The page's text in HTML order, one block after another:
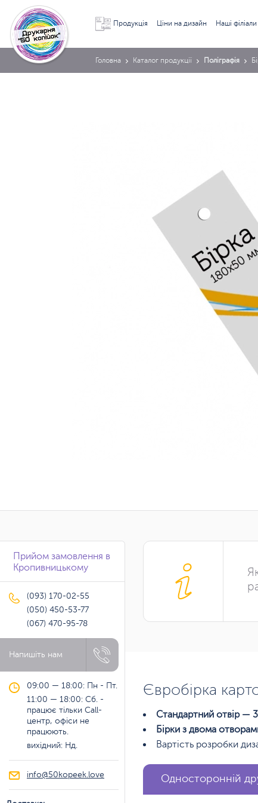
Продукція Ціни на дизайн Наші філіали
Головна Каталог продукції Поліграфія
Євробірка
Стандартний отвір —
Бірки з двома
Вартість розробки
Односторонній
Прийом замовлення в
Кропивницькому
(093) 170-02-55
(050) 450-53-77
(067) 470-95-78
Напишіть нам
09:00 — 18:00: Пн - Пт.
11:00 — 18:00: Сб. -
працює тільки Call-
центр, офіси не
працюють.
вихідний: Нд.
info@50kopeek.love